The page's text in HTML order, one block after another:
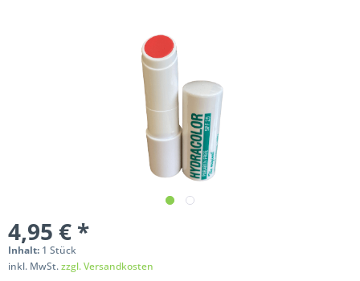
4,95 € *
Inhalt: 1 Stück
inkl. MwSt.zzgl. Versandkosten